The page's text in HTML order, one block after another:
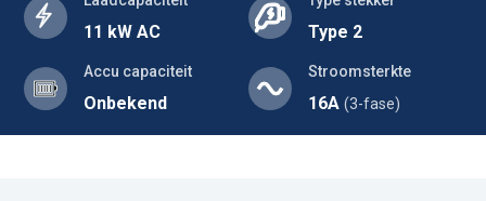
11 kW AC Type 2
Accu capaciteit
Onbekend
Stroomsterkte
16A (3-fase)